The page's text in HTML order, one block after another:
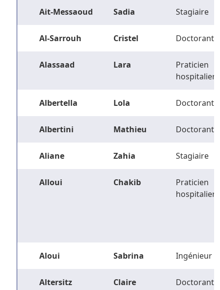
Ait-Messaoud Sadia Stagiaire
Al-Sarrouh Cristel Doctorant
Alassaad Lara
Praticien
hospitalier
Albertella Lola Doctorant
Albertini Mathieu Doctorant
Aliane Zahia Stagiaire
Alloui Chakib
Praticien
hospitalier
Aloui Sabrina Ingénieur
Altersitz Claire Doctorant